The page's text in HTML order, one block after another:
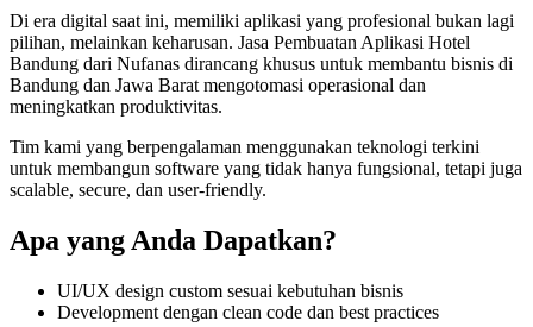
Di era digital saat ini, memiliki aplikasi yang profesional bukan lagi
pilihan, melainkan keharusan. Jasa Pembuatan Aplikasi Hotel
Bandung dari Nufanas dirancang khusus untuk membantu bisnis di
Bandung dan Jawa Baratmengotomasi operasional dan
meningkatkan produktivitas.
Tim kami yang berpengalaman menggunakan teknologi terkini
untuk membangun software yang tidak hanya fungsional, tetapi juga
scalable, secure, dan user-friendly.
Apa yang Anda Dapatkan?
UI/UX design custom sesuai kebutuhan bisnis
Development dengan clean code dan best practices